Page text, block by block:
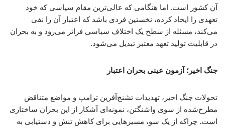
آن کشور است. اما هنگامی که عالی‌ترین مقام سیاسی که خود
تعهدی را ایجاد کرده، نخستین فردی باشد که اعتبار آن را نفی
می‌کند، مسئله از سطح یک اختلاف سیاسی فراتر می‌رود و به بحران
در قابلیت تولید تعهد معتبر تبدیل می‌شود.
جنگ اخیر؛ آزمون عینی بحران اعتبار
تحولات جنگ اخیر، تهدیدات تشنج‌آفرین ترامپ و مواضع متناقض
مطرح‌شده از سوی واشنگتن، نمونه‌ای آشکار از این بحران ساختاری
است. چراکه از یک سو، مسیرهایی برای کاهش تنش و دستیابی به